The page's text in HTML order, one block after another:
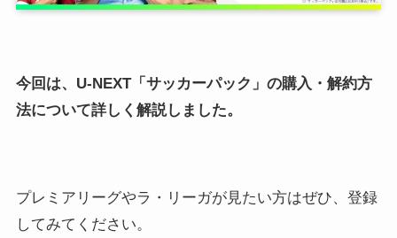
今回は、U-NEXT「サッカーパック」の購入・解約方
法について詳しく解説しました。
プレミアリーグやラ・リーガが見たい方はぜひ、登録
してみてください。